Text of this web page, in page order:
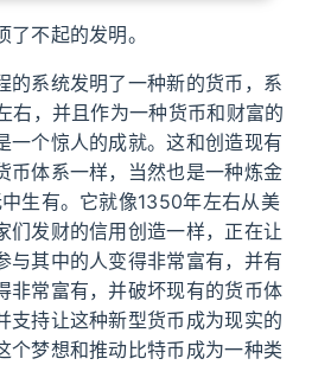
不起的发明。
的系统发明了一种新的货币，系
右，并且作为一种货币和财富的
一个惊人的成就。这和创造现有
币体系一样，当然也是一种炼金
生有。它就像1350年左右从美
们发财的信用创造一样，正在让
与其中的人变得非常富有，并有
非常富有，并破坏现有的货币体
支持让这种新型货币成为现实的
个梦想和推动比特币成为一种类